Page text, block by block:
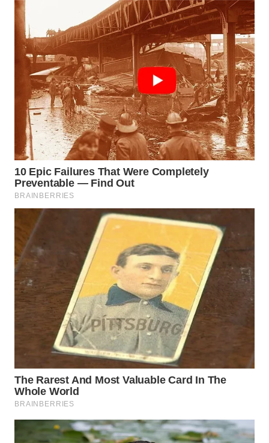
TANJUNG
LESUNG
WN
KARO
WN
SIMALUNGUN
WN
LABUHANBATU
WN
TAPANULI
TENGAH
WN DELI
SERDANG
WN
TEBING
TINGGI
WN
KARAWANG
WN